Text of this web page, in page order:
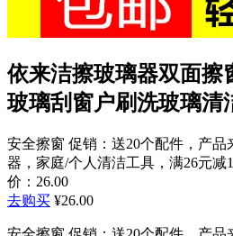
依来洁擦玻璃器双面擦
玻璃刮窗户刷洗玻璃清
安全擦窗 促销：送20个配件，产
器，家庭/个人清洁工具，满26元减
价：26.00
去购买 ¥26.00